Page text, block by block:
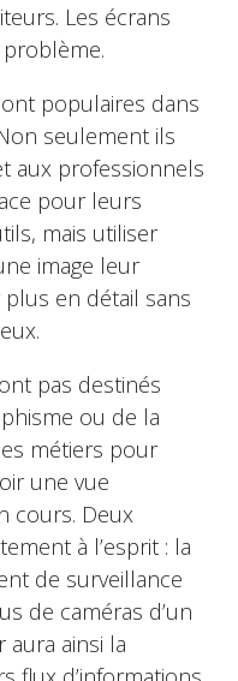
Les écrans
populaires dans
seulement ils
aux professionnels
pour leurs
mais utiliser
image leur
en détail sans
pas destinés
ou de la
métiers pour
une vue
cours. Deux
à l’esprit : la
de surveillance
de caméras d’un
ainsi la